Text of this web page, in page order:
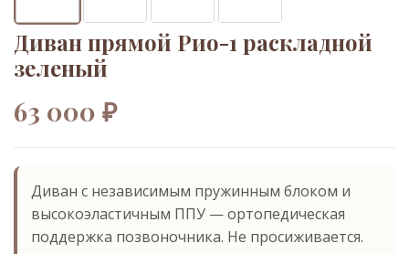
Диван прямой Рио-1 раскладной
зеленый
63 000 ₽
Диван с независимым пружинным блоком и
высокоэластичным ППУ — ортопедическая
поддержка позвоночника. Не просиживается.